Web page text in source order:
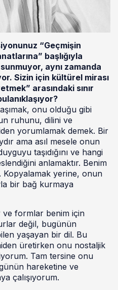
“Geçmişin
başlığıyla
aynı zamanda
Sizin için kültürel mirası
arasındaki sınır
onu olduğu gibi
ruhunu, dilini ve
yorumlamak demek. Bir
ama asıl mesele onun
taşıdığını ve hangi
anlamaktır. Benim
Kopyalamak yerine, onun
bir bağ kurmaya
ve formlar benim için
değil, bugünün
yaşayan bir dil. Bu
üretirken onu nostaljik
Tam tersine onu
hareketine ve
çalışıyorum.